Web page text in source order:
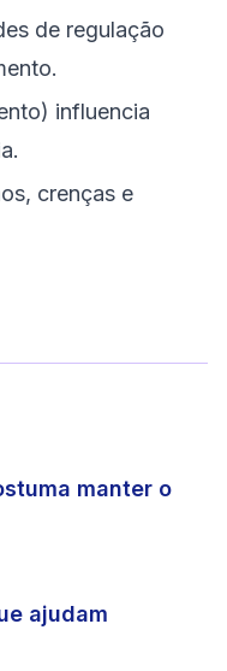
de regulação
influencia
crenças e
manter o
ajudam